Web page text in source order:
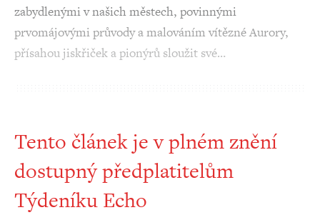
zabydlenými v našich městech, povinnými
prvomájovými průvody a malováním vítězné Aurory,
přísahou jiskřiček a pionýrů sloužit své…
Tento článek je v plném znění
dostupný předplatitelům
Týdeníku Echo